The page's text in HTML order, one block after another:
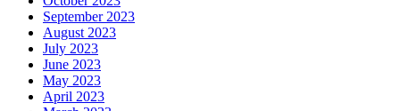
September 2023
August 2023
July 2023
June 2023
May 2023
April 2023